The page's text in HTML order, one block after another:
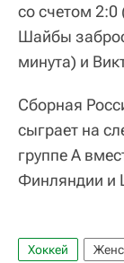
со счетом 2:0
Шайбы
минута) и
Сборная
сыграет на
группе А
Финляндии и
Хоккей